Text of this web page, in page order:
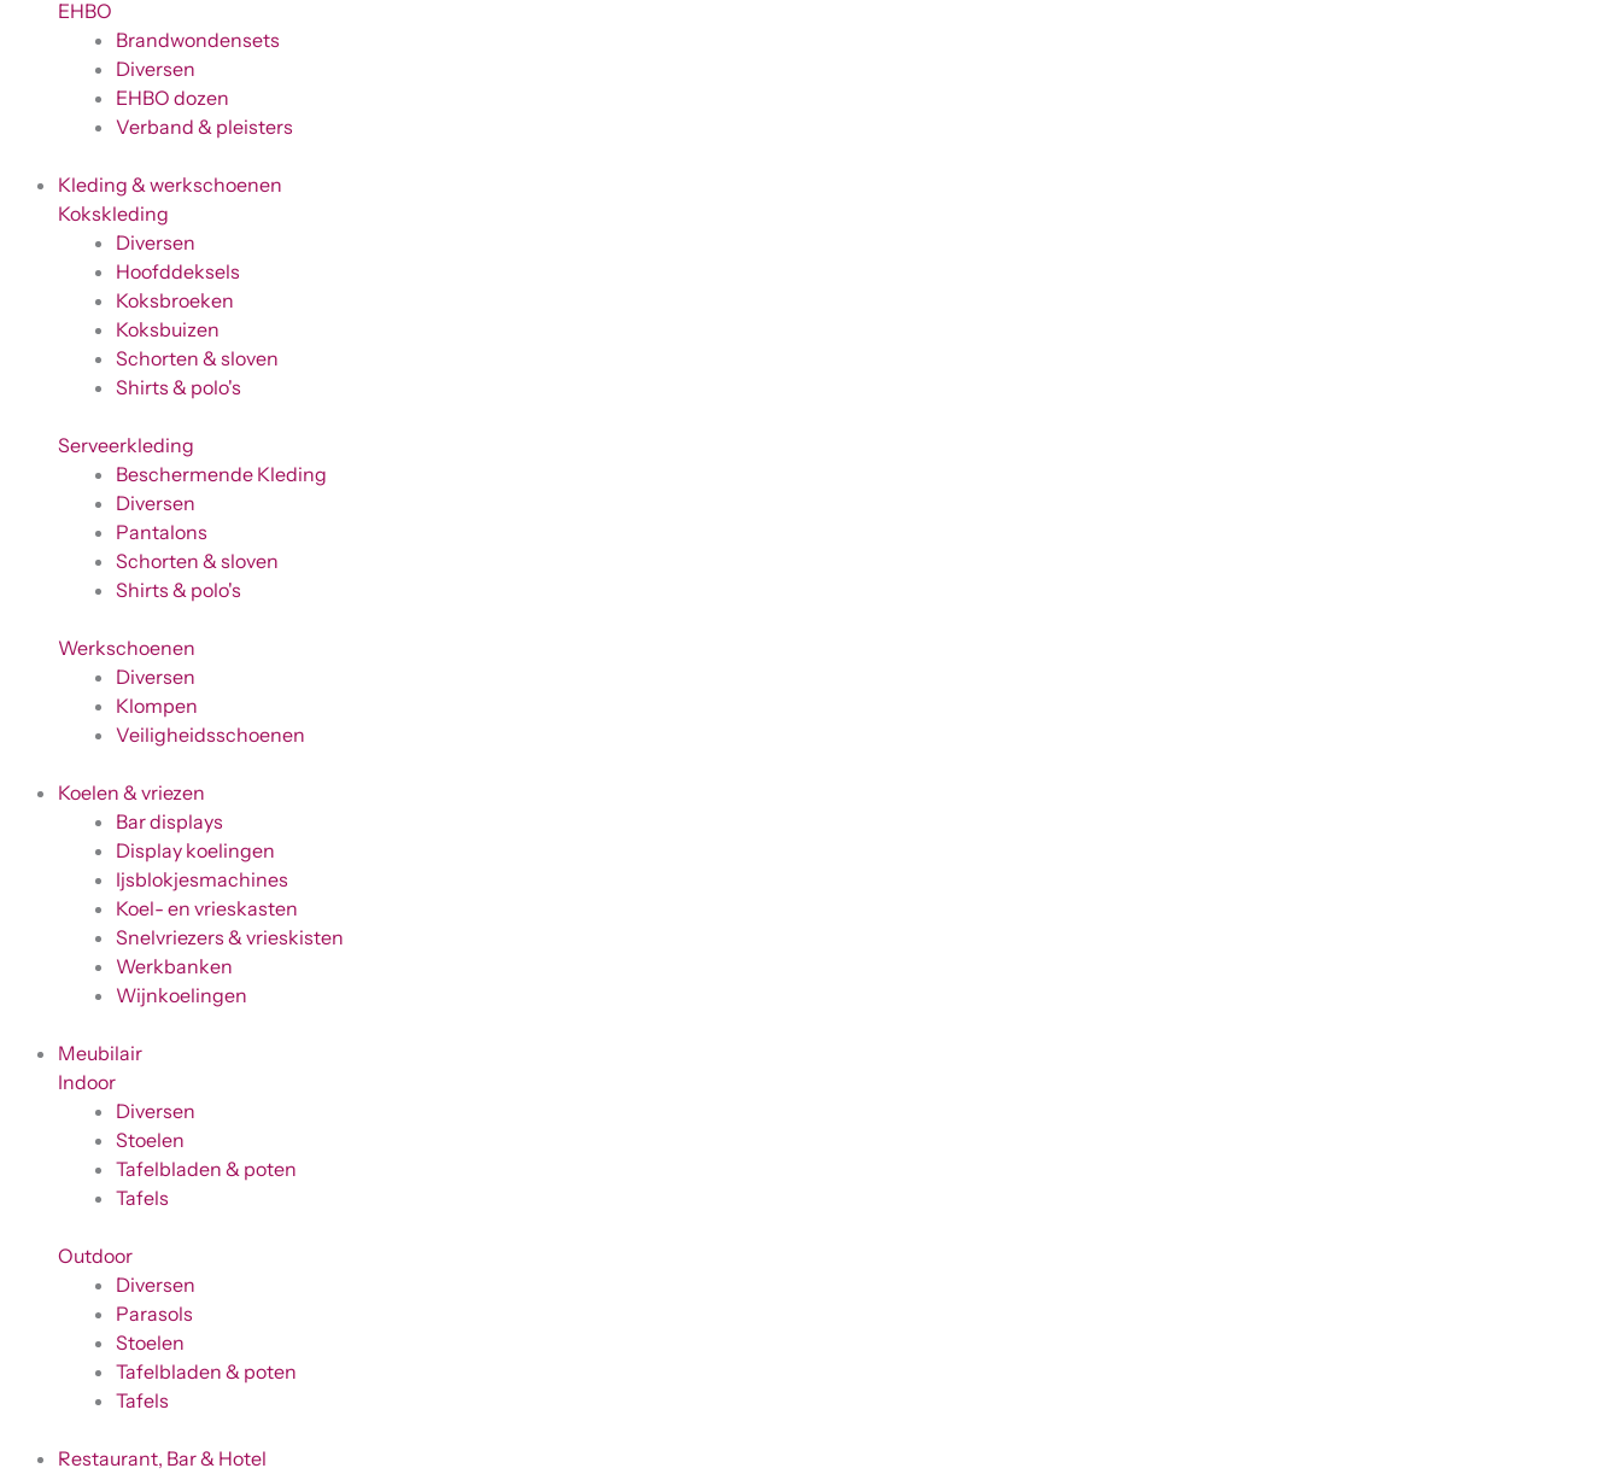
EHBO
Brandwondensets
Diversen
EHBO dozen
Verband & pleisters
Kleding & werkschoenen
Kokskleding
Diversen
Hoofddeksels
Koksbroeken
Koksbuizen
Schorten & sloven
Shirts & polo's
Serveerkleding
Beschermende Kleding
Diversen
Pantalons
Schorten & sloven
Shirts & polo's
Werkschoenen
Diversen
Klompen
Veiligheidsschoenen
Koelen & vriezen
Bar displays
Display koelingen
Ijsblokjesmachines
Koel- en vrieskasten
Snelvriezers & vrieskisten
Werkbanken
Wijnkoelingen
Meubilair
Indoor
Diversen
Stoelen
Tafelbladen & poten
Tafels
Outdoor
Diversen
Parasols
Stoelen
Tafelbladen & poten
Tafels
Restaurant, Bar & Hotel